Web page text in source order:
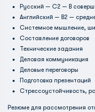
Русский — C2 — В
Английский — B2 —
Системное мышление,
Составление договоров
Технические задания
Деловая коммуникация
Деловые переговоры
Подготовка презентаций
Стрессоустойчивость,
Резюме для рассмотрения